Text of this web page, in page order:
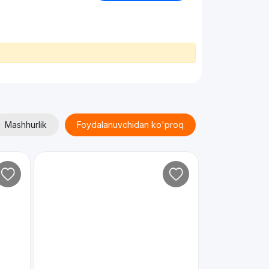
Mashhurlik Foydalanuvchidan ko'proq